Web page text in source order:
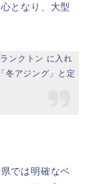
となり、大型
ンクトン に入れ
冬アジング」と定
では明確なベ